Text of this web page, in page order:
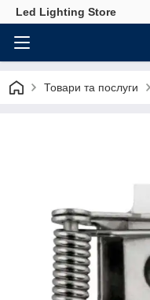
Led Lighting Store
Товари та послуги